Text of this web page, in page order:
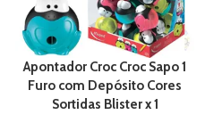
Apontador Croc Croc Sapo 1
Furo com Depósito Cores
Sortidas Blister x 1